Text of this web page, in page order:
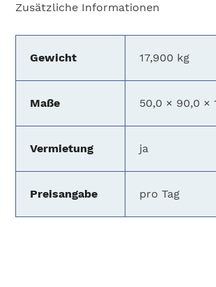
Zusätzliche Informationen
Gewicht 17,900 kg
Maße 50,0 × 90,0 ×
Vermietung ja
Preisangabe pro Tag